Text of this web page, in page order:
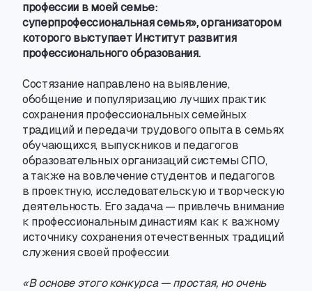
профессии в моей семье:
суперпрофессиональная семья», организатором
которого выступает Институт развития
профессионального образования.
Состязание направлено на выявление,
обобщение и популяризацию лучших практик
сохранения профессиональных семейных
традиций и передачи трудового опыта в семьях
обучающихся, выпускников и педагогов
образовательных организаций системы СПО,
а также на вовлечение студентов и педагогов
в проектную, исследовательскую и творческую
деятельность. Его задача — привлечь внимание
к профессиональным династиям как к важному
источнику сохранения отечественных традиций
служения своей профессии.
«В основе этого конкурса — простая, но очень